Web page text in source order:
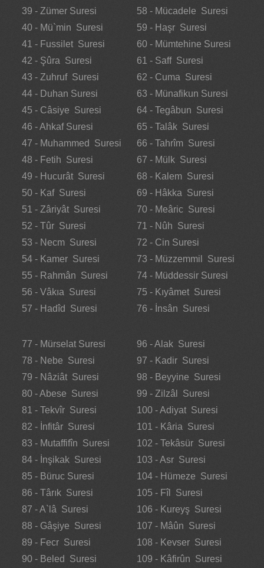
39 - Zümer Suresi
40 - Mü`min Suresi
41 - Fussilet Suresi
42 - Şûra Suresi
43 - Zuhruf Suresi
44 - Duhan Suresi
45 - Câsiye Suresi
46 - Ahkaf Suresi
47 - Muhammed Suresi
48 - Fetih Suresi
49 - Hucurât Suresi
50 - Kaf Suresi
51 - Zâriyât Suresi
52 - Tûr Suresi
53 - Necm Suresi
54 - Kamer Suresi
55 - Rahmân Suresi
56 - Vâkıa Suresi
57 - Hadîd Suresi
58 - Mücadele Suresi
59 - Haşr Suresi
60 - Mümtehine Suresi
61 - Saff Suresi
62 - Cuma Suresi
63 - Münafikun Suresi
64 - Tegâbun Suresi
65 - Talâk Suresi
66 - Tahrîm Suresi
67 - Mülk Suresi
68 - Kalem Suresi
69 - Hâkka Suresi
70 - Meâric Suresi
71 - Nûh Suresi
72 - Cin Suresi
73 - Müzzemmil Suresi
74 - Müddessir Suresi
75 - Kıyâmet Suresi
76 - İnsân Suresi
77 - Mürselat Suresi
78 - Nebe Suresi
79 - Nâziât Suresi
80 - Abese Suresi
81 - Tekvîr Suresi
82 - İnfitâr Suresi
83 - Mutaffifîn Suresi
84 - İnşikak Suresi
85 - Büruc Suresi
86 - Târık Suresi
87 - A`lâ Suresi
88 - Gâşiye Suresi
89 - Fecr Suresi
90 - Beled Suresi
96 - Alak Suresi
97 - Kadir Suresi
98 - Beyyine Suresi
99 - Zilzâl Suresi
100 - Adiyat Suresi
101 - Kâria Suresi
102 - Tekâsür Suresi
103 - Asr Suresi
104 - Hümeze Suresi
105 - Fîl Suresi
106 - Kureyş Suresi
107 - Mâûn Suresi
108 - Kevser Suresi
109 - Kâfirûn Suresi